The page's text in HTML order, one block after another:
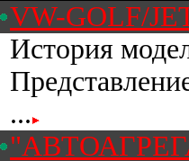
VW-GOLF/
История
...